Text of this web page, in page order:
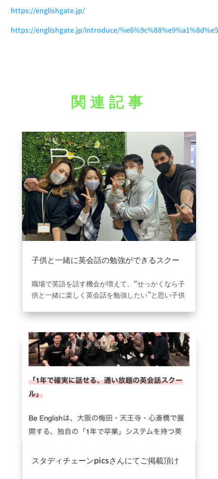
https://englishgate.jp/
https://englishgate.jp/introduce/
関連記事
子供と一緒に英会話の勉強ができるスクー
職場で英語を話す機会が増えて、“せっかくなら子
供と一緒に楽しく英会話を勉強したい”と思い子供
た。
心斎橋を見つけました。
無料体験を実施していたので子供と一緒に参加
し、楽しいスタッフが多く子供も楽しみながら英
ました。
子供と一緒に学びながら思い出を作る事ができる
スタディチェーンpicsさんにてご掲載頂け